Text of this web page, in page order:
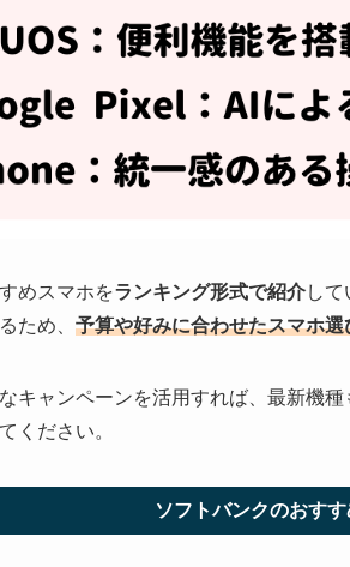
めスマホをランキング形式で紹介して
ため、 予算や好みに合わせたスマホ選
キャンペーンを活用すれば、最新機
ください。
ソフトバンクのおす